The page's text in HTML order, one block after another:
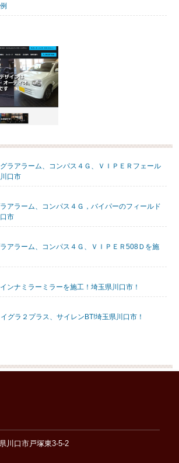
ラアラーム、コンパス４Ｇ、ＶＩＰＥＲフェール
口市
アラーム、コンパス４Ｇ，バイパーのフィールド
市
アラーム、コンパス４Ｇ、ＶＩＰＥＲ508Ｄを施
ンナミラーミラーを施工！埼玉県川口市！
グラ２プラス、サイレンBT!埼玉県川口市！
川口市戸塚東3-5-2